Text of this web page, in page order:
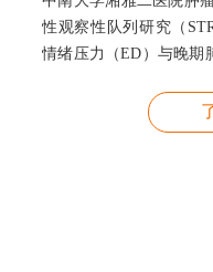
中南大学湘雅二医院肿
性观察性队列研究（
情绪压力（ED）与晚期
预测肿瘤免疫治疗疗效
LUNG-1的机制研究部分